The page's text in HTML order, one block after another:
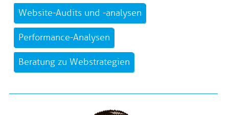
Website-Audits und -analysen
Performance-Analysen
Beratung zu Webstrategien